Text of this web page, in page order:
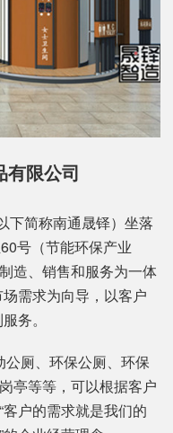
有限公司
下简称南通晟铎）坐落
号（节能环保产业
造、销售和服务为一体
需求为向导，以客户
务。
厕、环保公厕、环保
亭等等，可以根据客户
户的需求就是我们的